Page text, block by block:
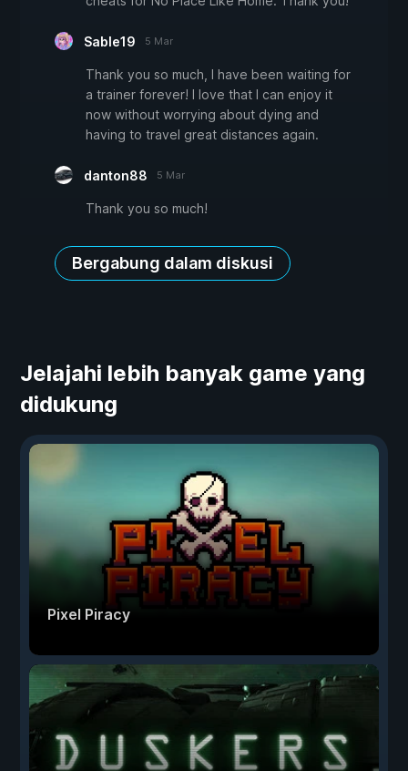
Sable19 5 Mar
Thank you so much, I have been waiting for
a trainer forever! I love that I can enjoy it
now without worrying about dying and
having to travel great distances again.
danton88 5 Mar
Thank you so much!
Bergabung dalam diskusi
Jelajahi lebih banyak game yang
didukung
Pixel Piracy